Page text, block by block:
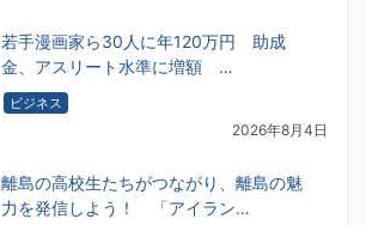
若手漫画家ら30人に年120万円 助成
金、アスリート水準に増額 …
ビジネス
2026年8月4日
離島の高校生たちがつながり、離島の魅
力を発信しよう！ 「アイラン…